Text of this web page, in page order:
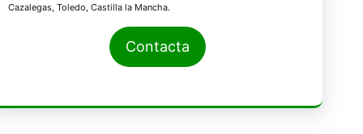
Cazalegas, Toledo, Castilla la Mancha.
Contacta